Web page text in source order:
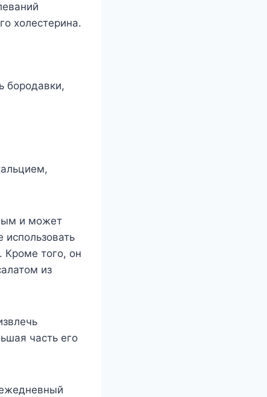
холестерина.
бородавки,
и может
Кроме того, он
из
часть его